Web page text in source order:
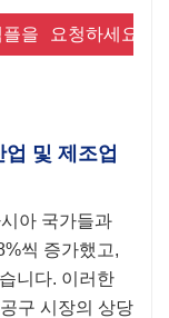
을 요청하세요
및 제조업
아 국가들과
씩 증가했고,
니다. 이러한
구 시장의 상당